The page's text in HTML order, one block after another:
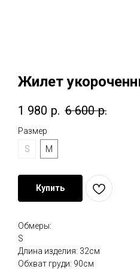
Жилет
1 980 р. 6 600 р.
Размер
S
M
Купить
Обмеры:
S
Длина изделия: 32см
Обхват груди: 90см